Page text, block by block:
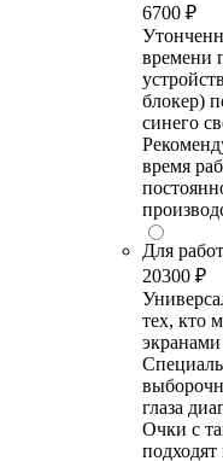
6700 ₽
времени
блокер)
синего
время
Для
20300 ₽
тех, кто
глаза
Очки с